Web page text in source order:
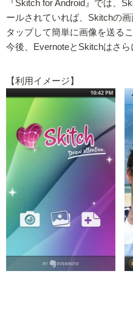
『Skitch for Android』では、
ールされていれば、Skitchの
タップして簡単に画像を送る
今後、EvernoteとSkitchはさら
【利用イメージ】